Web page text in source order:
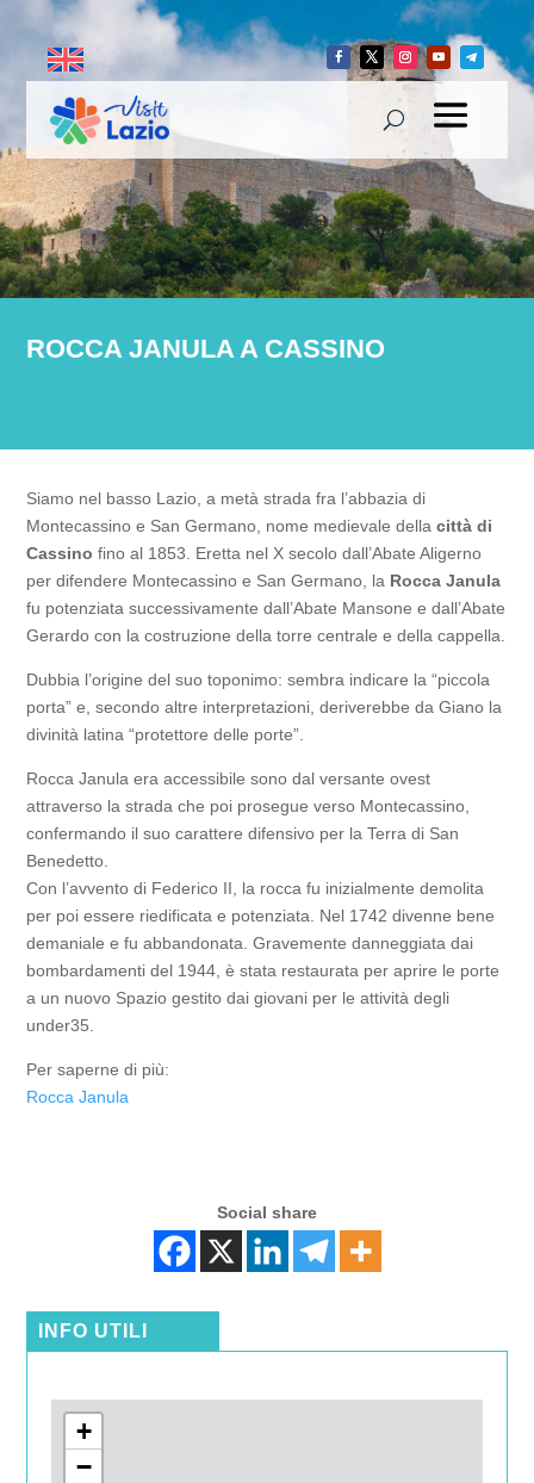
ROCCA JANULA A CASSINO
Siamo nel basso Lazio, a metà strada fra l’abbazia di
Montecassino e San Germano, nome medievale dellacittà di
Cassino fino al 1853. Eretta nel X secolo dall’Abate Aligerno
per difendere Montecassino e San Germano, la Rocca Janula
fu potenziata successivamente dall’Abate Mansone e dall’Abate
Gerardo con la costruzione della torre centrale e della cappella.
Dubbia l’origine del suo toponimo: sembra indicare la “piccola
porta” e, secondo altre interpretazioni, deriverebbe da Giano la
divinità latina “protettore delle porte”.
Rocca Janula era accessibile sono dal versante ovest
attraverso la strada che poi prosegue verso Montecassino,
confermando il suo carattere difensivo per la Terra di San
Benedetto.
Con l’avvento di Federico II, la rocca fu inizialmente demolita
per poi essere riedificata e potenziata. Nel 1742 divenne bene
demaniale e fu abbandonata. Gravemente danneggiata dai
bombardamenti del 1944, è stata restaurata per aprire le porte
a un nuovo Spazio gestito dai giovani per le attività degli
under35.
Per saperne di più:
Rocca Janula
Social share
INFO UTILI
+
−